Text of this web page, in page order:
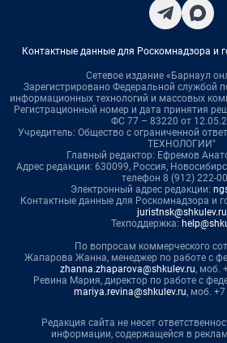
Контактные данные для Роскомнадзора и
Сетевое издание «Барнаул
Зарегистрировано Федеральной службой
информационных технологий и массовых
Регистрационный номер и дата принятия
ФС 77 – 83220 от
Учредитель: Общество с ограниченной
ТЕХНОЛОГИИ"
Главный редактор: Ефремов
Адрес редакции: 630099, Россия,
телефон 8 (912) 222-
Электронный адрес редакции:
Контактные данные для Роскомнадзора и
juristnsk@shkulev.ru
Техподдержка:
По вопросам коммерческого
Жапарова Жанна, менеджер по работе с
zhanna.zhaparova@shkulev.ru, моб.
Ревина Мария, директор по работе с
mariya.revina@shkulev.ru, моб.
Редакция сайта не несет
информации, содержащейся в